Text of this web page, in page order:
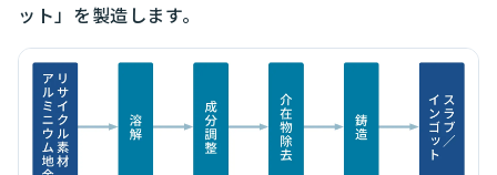
ット」を製造します。